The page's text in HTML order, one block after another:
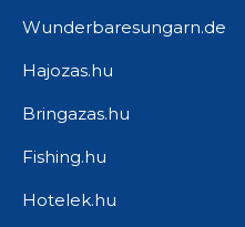
Wunderbaresungarn.de
Hajozas.hu
Bringazas.hu
Fishing.hu
Hotelek.hu